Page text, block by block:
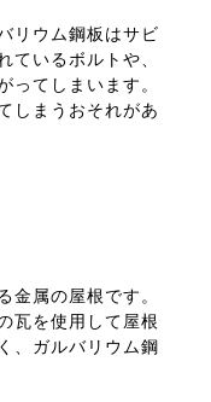
リウム鋼板はサビ
ているボルトや、
ってしまいます。
しまうおそれがあ
金属の屋根です。
瓦を使用して屋根
、ガルバリウム鋼